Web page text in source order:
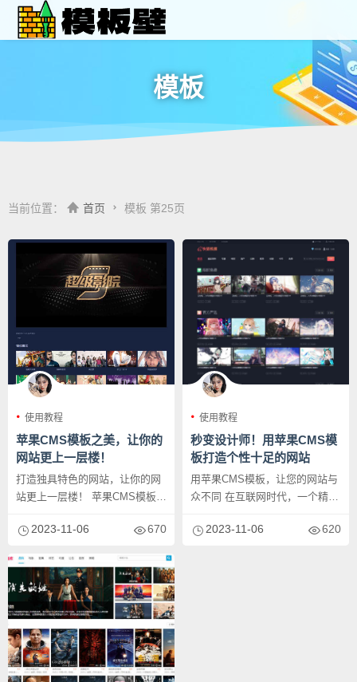
模板
当前位置： 首页 模板 第25页
使用教程
苹果CMS模板之美，让你的
网站更上一层楼！
打造独具特色的网站，让你的网
站更上一层楼！ 苹果CMS模板作
板...2023-11-06 670
使用教程
秒变设计师！用苹果CMS模
板打造个性十足的网站
用苹果CMS模板，让您的网站与
众不同 在互联网时代，一个精美
说...2023-11-06 620